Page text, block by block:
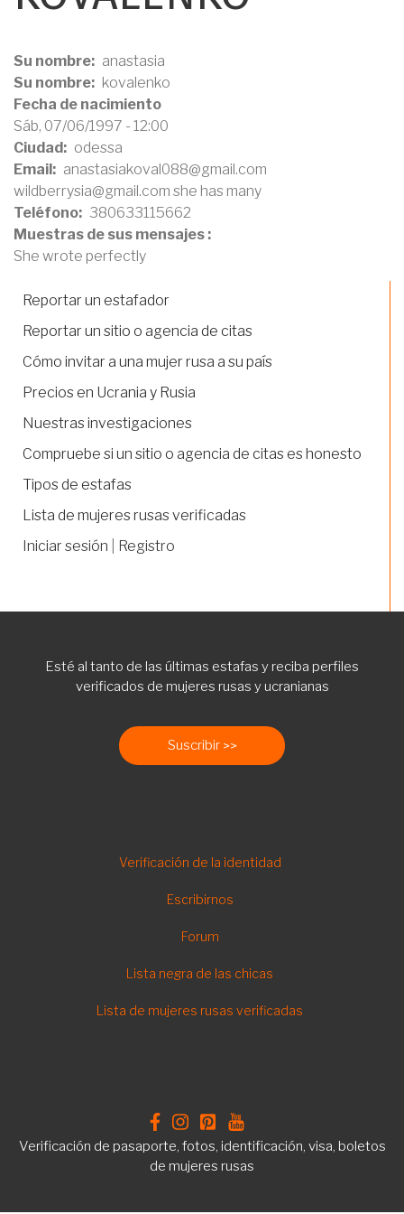
A
LA
NAVEGACIÓN
Su nombre
anastasia
Su nombre
kovalenko
Fecha de nacimiento
Sáb, 07/06/1997 - 12:00
Ciudad
odessa
Email
anastasiakoval088@gmail.com
wildberrysia@gmail.com she has many
Teléfono
380633115662
Muestras de sus mensajes :
She wrote perfectly
Reportar un estafador
Reportar un sitio o agencia de citas
Cómo invitar a una mujer rusa a su país
Precios en Ucrania y Rusia
Nuestras investigaciones
Compruebe si un sitio o agencia de citas es honesto
Tipos de estafas
Lista de mujeres rusas verificadas
Iniciar sesión
Registro
Esté al tanto de las últimas estafas y reciba perfiles
verificados de mujeres rusas y ucranianas
Suscribir
Verificación de la identidad
Escribirnos
Forum
Lista negra de las chicas
Lista de mujeres rusas verificadas
Verificación de pasaporte, fotos, identificación, visa, boletos
de mujeres rusas